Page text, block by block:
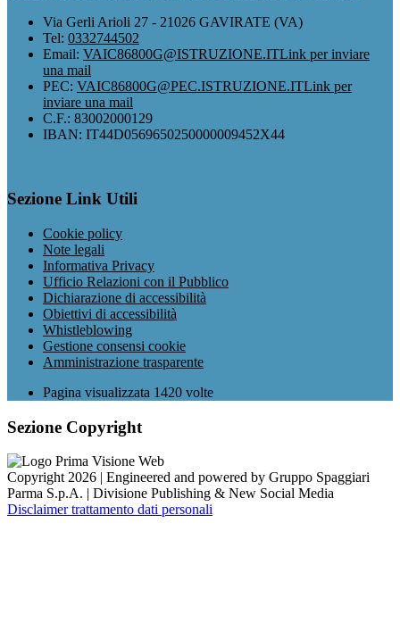
Via Gerli Arioli 27 - 21026 GAVIRATE (VA)
Tel: 0332744502
Email: VAIC86800G@ISTRUZIONE.ITLink per inviare
una mail
PEC: VAIC86800G@PEC.ISTRUZIONE.ITLink per
inviare una mail
C.F.: 83002000129
IBAN: IT44D0569650250000009452X44
Sezione Link Utili
Cookie policy
Note legali
Informativa Privacy
Ufficio Relazioni con il Pubblico
Dichiarazione di accessibilità
Obiettivi di accessibilità
Whistleblowing
Gestione consensi cookie
Amministrazione trasparente
Pagina visualizzata 1420 volte
Sezione Copyright
Copyright 2026 | Engineered and powered by Gruppo Spaggiari
Parma S.p.A. | Divisione Publishing & New Social Media
Disclaimer trattamento dati personali